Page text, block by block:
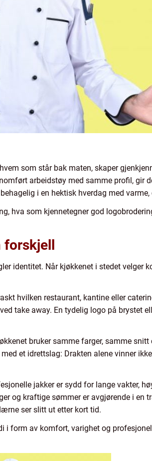
som står bak maten, skaper
arbeidstøy med samme profil, gir
i en hektisk hverdag med varme,
hva som kjennetegner god
forskjell
identitet. Når kjøkkenet i stedet velger
hvilken restaurant, kantine eller
take away. En tydelig logo på brystet
bruker samme farger, samme
et idrettslag: Drakten alene vinner
jakker er sydd for lange vakter,
og kraftige sømmer er avgjørende i en
ser slitt ut etter kort tid.
i form av komfort, varighet og